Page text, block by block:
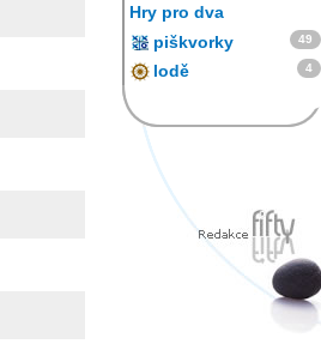
Hry pro dva
piškvorky
49
lodě 4